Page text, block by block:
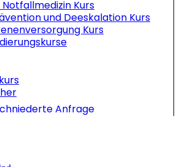
Kurs
und Deeskalation Kurs
Kurs
Anfrage